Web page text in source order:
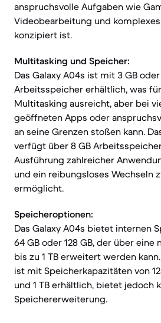
anspruchsvolle Aufgaben wie
Videobearbeitung und
konzipiert ist.
Multitasking und Speicher:
Das Galaxy A04s ist mit 3 GB oder
Arbeitsspeicher erhältlich, was
Multitasking ausreicht, aber bei
geöffneten Apps oder
an seine Grenzen stoßen kann.
verfügt über 8 GB
Ausführung zahlreicher
und ein reibungsloses Wechseln
ermöglicht.
Speicheroptionen:
Das Galaxy A04s bietet internen
64 GB oder 128 GB, der über eine
bis zu 1 TB erweitert werden
ist mit Speicherkapazitäten von
und 1 TB erhältlich, bietet jedoch
Speichererweiterung.